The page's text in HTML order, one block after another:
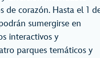
de corazón. Hasta el 1
sumergirse en
interactivos y
parques temáticos y